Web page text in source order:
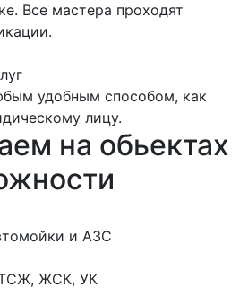
Все мастера проходят
удобным способом, как
лицу.
на обьектах
и АЗС
ЖСК, УК